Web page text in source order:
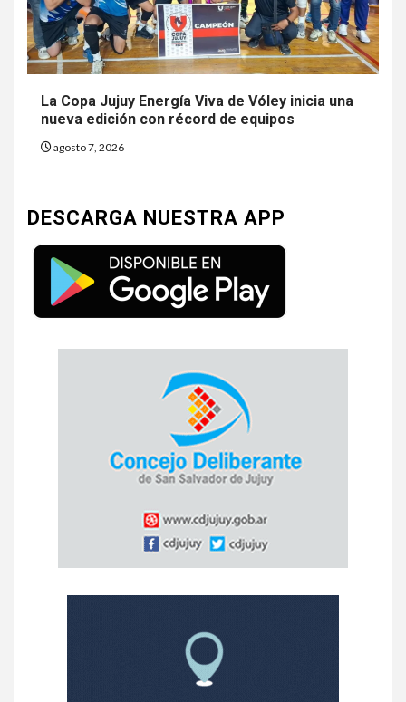
La Copa Jujuy Energía Viva de Vóley inicia una
nueva edición con récord de equipos
agosto 7, 2026
DESCARGA NUESTRA APP